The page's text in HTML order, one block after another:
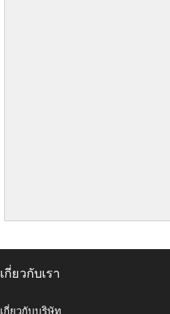
เกี่ยวกับเรา
เกี่ยวกับบริษัท